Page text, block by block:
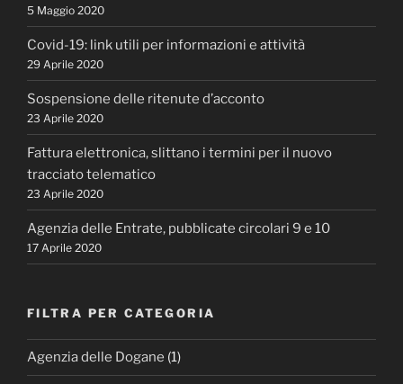
5 Maggio 2020
Covid-19: link utili per informazioni e attività
29 Aprile 2020
Sospensione delle ritenute d’acconto
23 Aprile 2020
Fattura elettronica, slittano i termini per il nuovo
tracciato telematico
23 Aprile 2020
Agenzia delle Entrate, pubblicate circolari 9 e 10
17 Aprile 2020
FILTRA PER CATEGORIA
Agenzia delle Dogane (1)